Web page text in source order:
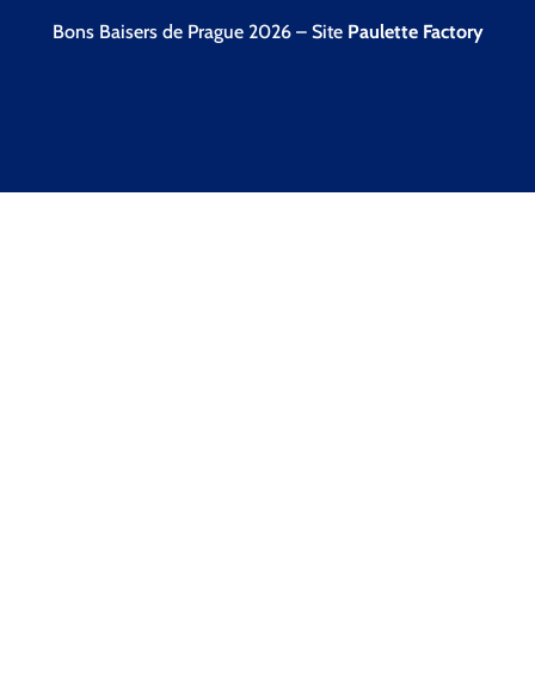
Bons Baisers de Prague 2026 – Site Paulette Factory